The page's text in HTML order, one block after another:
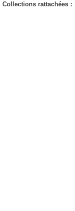
Collections rattachées :